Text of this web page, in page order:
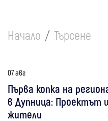
Начало Търсене
07 авг
Първа копка на
в Дупница: Проектът
жители